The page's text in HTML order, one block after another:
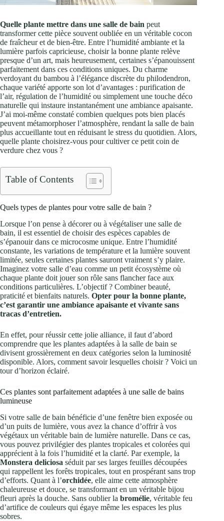
Quelle plante mettre dans une salle de bain peut
transformer cette pièce souvent oubliée en un véritable cocon
de fraîcheur et de bien-être. Entre l’humidité ambiante et la
lumière parfois capricieuse, choisir la bonne plante relève
presque d’un art, mais heureusement, certaines s’épanouissent
parfaitement dans ces conditions uniques. Du charme
verdoyant du bambou à l’élégance discrète du philodendron,
chaque variété apporte son lot d’avantages : purification de
l’air, régulation de l’humidité ou simplement une touche déco
naturelle qui instaure instantanément une ambiance apaisante.
J’ai moi-même constaté combien quelques pots bien placés
peuvent métamorphoser l’atmosphère, rendant la salle de bain
plus accueillante tout en réduisant le stress du quotidien. Alors,
quelle plante choisirez-vous pour cultiver ce petit coin de
verdure chez vous ?
Table of Contents
Quels types de plantes pour votre salle de bain ?
Lorsque l’on pense à décorer ou à végétaliser une salle de
bain, il est essentiel de choisir des espèces capables de
s’épanouir dans ce microcosme unique. Entre l’humidité
constante, les variations de température et la lumière souvent
limitée, seules certaines plantes sauront vraiment s’y plaire.
Imaginez votre salle d’eau comme un petit écosystème où
chaque plante doit jouer son rôle sans flancher face aux
conditions particulières. L’objectif ? Combiner beauté,
praticité et bienfaits naturels. Opter pour la bonne plante,
c’est garantir une ambiance apaisante et vivante sans
tracas d’entretien.
En effet, pour réussir cette jolie alliance, il faut d’abord
comprendre que les plantes adaptées à la salle de bain se
divisent grossièrement en deux catégories selon la luminosité
disponible. Alors, comment savoir lesquelles choisir ? Voici un
tour d’horizon éclairé.
Ces plantes sont parfaitement adaptées à une salle de bains
lumineuse
Si votre salle de bain bénéficie d’une fenêtre bien exposée ou
d’un puits de lumière, vous avez la chance d’offrir à vos
végétaux un véritable bain de lumière naturelle. Dans ce cas,
vous pouvez privilégier des plantes tropicales et colorées qui
apprécient à la fois l’humidité et la clarté. Par exemple, la
Monstera deliciosa séduit par ses larges feuilles découpées
qui rappellent les forêts tropicales, tout en prospérant sans trop
d’efforts. Quant à l’orchidée, elle aime cette atmosphère
chaleureuse et douce, se transformant en un véritable bijou
fleuri après la douche. Sans oublier la bromélie, véritable feu
d’artifice de couleurs qui égaye même les espaces les plus
sobres.